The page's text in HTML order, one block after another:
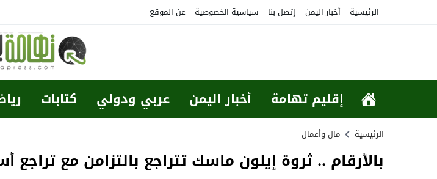
الرئيسية أخبار اليمن إتصل بنا سياسية الخصوصية عن الموقع
إقليم تهامة أخبار اليمن عربي ودولي كتابات
الرئيسية مال وأعمال
بالأرقام .. ثروة إيلون ماسك تتراجع بالتزامن مع